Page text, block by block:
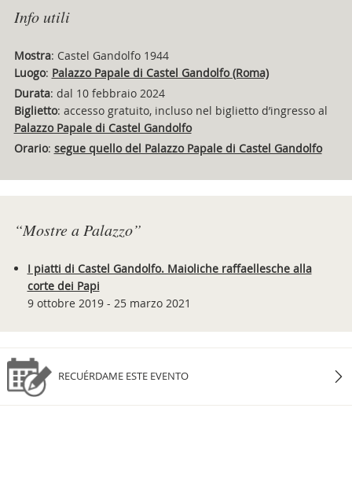
Info utili
Mostra: Castel Gandolfo 1944
Luogo: Palazzo Papale di Castel Gandolfo (Roma)
Durata: dal 10 febbraio 2024
Biglietto: accesso gratuito, incluso nel biglietto d’ingresso al
Palazzo Papale di Castel Gandolfo
Orario: segue quello del Palazzo Papale di Castel Gandolfo
“Mostre a Palazzo”
I piatti di Castel Gandolfo. Maioliche raffaellesche alla
corte dei Papi
9 ottobre 2019 - 25 marzo 2021
RECUÉRDAME ESTE EVENTO